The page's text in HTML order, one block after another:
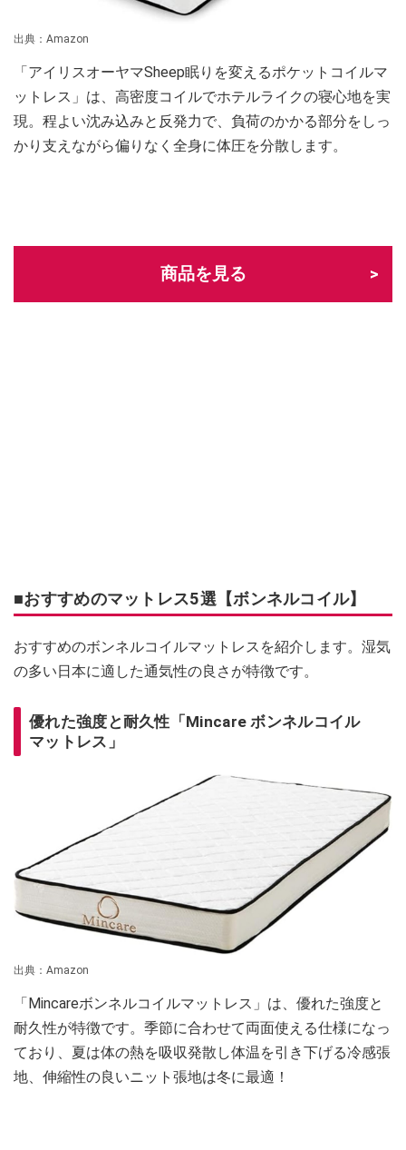
出典：Amazon
「アイリスオーヤマSheep眠りを変えるポケットコイルマ
ットレス」は、高密度コイルでホテルライクの寝心地を実
現。程よい沈み込みと反発力で、負荷のかかる部分をしっ
かり支えながら偏りなく全身に体圧を分散します。
商品を見る
■おすすめのマットレス5選【ボンネルコイル】
おすすめのボンネルコイルマットレスを紹介します。湿気
の多い日本に適した通気性の良さが特徴です。
優れた強度と耐久性「Mincare ボンネルコイル
マットレス」
出典：Amazon
「Mincareボンネルコイルマットレス」は、優れた強度と
耐久性が特徴です。季節に合わせて両面使える仕様になっ
ており、夏は体の熱を吸収発散し体温を引き下げる冷感張
地、伸縮性の良いニット張地は冬に最適！